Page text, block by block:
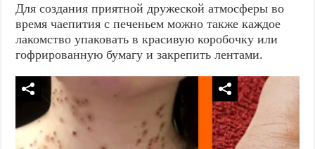
Для создания приятной дружеской атмосферы во
время чаепития с печеньем можно также каждое
лакомство упаковать в красивую коробочку или
гофрированную бумагу и закрепить лентами.